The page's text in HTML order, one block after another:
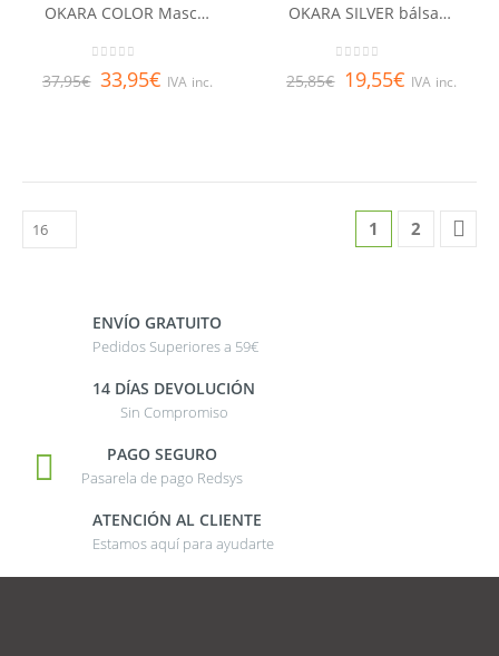
OKARA COLOR Mascarilla RENE FURTERER 200 ml
37,95€ 33,95€ IVA inc.
OKARA SILVER bálsamo cuidado brillo RENE FURTERER 150 ml
25,85€ 19,55€ IVA inc.
1 2
ENVÍO GRATUITO
Pedidos Superiores a 59€
14 DÍAS DEVOLUCIÓN
Sin Compromiso
PAGO SEGURO
Pasarela de pago Redsys
ATENCIÓN AL CLIENTE
Estamos aquí para ayudarte